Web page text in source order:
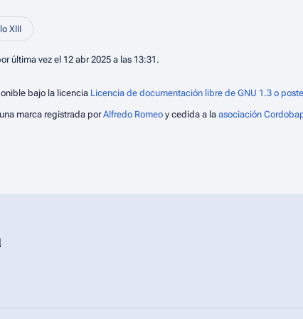
XIII
última vez el 12 abr 2025 a las 13:31.
bajo la licencia Licencia de documentación libre de GNU 1.3 o
marca registrada porAlfredo Romeo y cedida a la asociación